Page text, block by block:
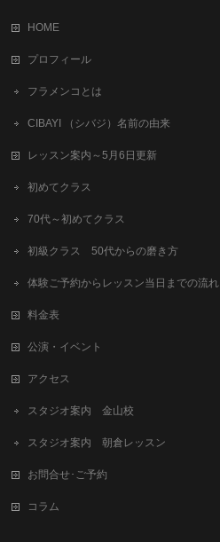
HOME
プロフィール
フラメンコとは
CIBAYI （シバジ）名前の由来
レッスン案内～5月6日更新
初めてクラス
70代～初めてクラス
初級クラス 50代からの磨き方
体験ご予約からレッスン当日までの流れ
料金表
公演・イベント
アクセス
スタジオ案内 金山校
スタジオ案内 朝倉レッスン
お問合せ･ご予約
コラム